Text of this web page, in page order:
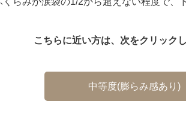
こちらに近い方は、次をクリック
中等度(膨らみ感あり)